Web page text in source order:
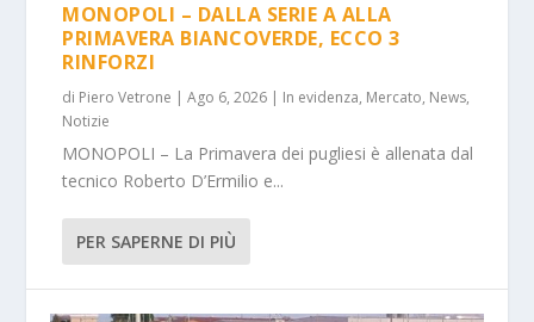
MONOPOLI – DALLA SERIE A ALLA
PRIMAVERA BIANCOVERDE, ECCO 3
RINFORZI
di Piero Vetrone |Ago 6, 2026 | In evidenza, Mercato, News,
Notizie
MONOPOLI – La Primavera dei pugliesi è allenata dal
tecnico Roberto D’Ermilio e...
PER SAPERNE DI PIÙ